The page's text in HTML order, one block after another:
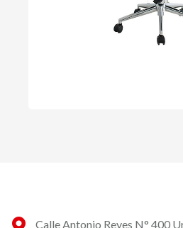
Calle Antonio Reyes N° 400